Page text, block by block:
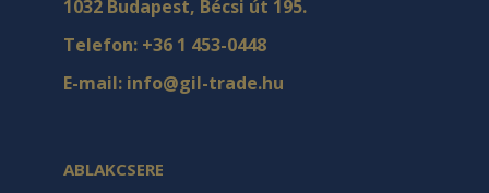
1032 Budapest, Bécsi út 195.
Telefon: +36 1 453-0448
E-mail: info@gil-trade.hu
ABLAKCSERE